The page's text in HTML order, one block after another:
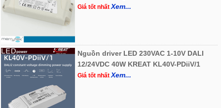
Giá tốt nhấtXem...
Nguồn driver LED 230VAC 1-10V DALI
12/24VDC 40W KREAT KL40V-PDiiV/1
Giá tốt nhấtXem...